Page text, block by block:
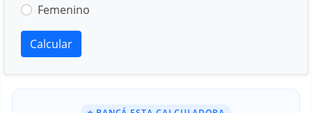
Femenino
Calcular